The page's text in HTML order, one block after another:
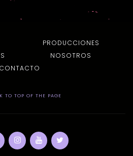
PRODUCCIONES
NOSOTROS
CONTACTO
TO TOP OF THE PAGE